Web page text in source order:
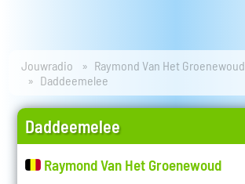
Jouwradio
Raymond Van Het Groenewoud
Daddeemelee
Daddeemelee
Raymond Van Het Groenewoud